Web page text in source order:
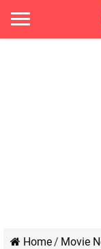
Home/ Movie